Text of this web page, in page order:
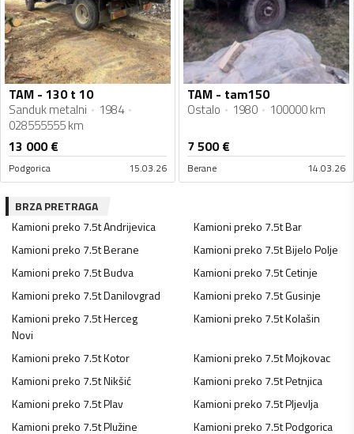
TAM - 130 t 10
Sanduk metalni
1984
028555555 km
13 000€
Podgorica 15.03.26
TAM - tam150
Ostalo 1980 100000 km
7 500€
Berane 14.03.26
BRZA PRETRAGA
Kamioni preko 7.5tAndrijevica Kamioni preko 7.5tBar
Kamioni preko 7.5tBerane Kamioni preko 7.5tBijelo Polje
Kamioni preko 7.5tBudva Kamioni preko 7.5tCetinje
Kamioni preko 7.5tDanilovgrad Kamioni preko 7.5tGusinje
Kamioni preko 7.5tHerceg
Novi
Kamioni preko 7.5tKolašin
Kamioni preko 7.5tKotor Kamioni preko 7.5tMojkovac
Kamioni preko 7.5tNikšić Kamioni preko 7.5tPetnjica
Kamioni preko 7.5tPlav Kamioni preko 7.5tPljevlja
Kamioni preko 7.5tPlužine Kamioni preko 7.5tPodgorica